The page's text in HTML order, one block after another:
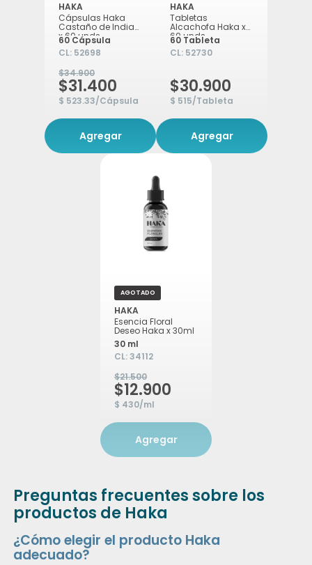
HAKA
Cápsulas Haka
Castaño de Indias
x 60 unds
60 Cápsula
CL: 52698
$34.900
$31.400
$ 523.33/Cápsula
Agregar
HAKA
Tabletas
Alcachofa Haka x
60 unds
60 Tableta
CL: 52730
$30.900
$ 515/Tableta
Agregar
AGOTADO
HAKA
Esencia Floral
Deseo Haka x 30ml
30 ml
CL:34112
$21.500
$12.900
$ 430/ml
Agregar
Preguntas frecuentes sobre los
productos de Haka
¿Cómo elegir el producto Haka
adecuado?